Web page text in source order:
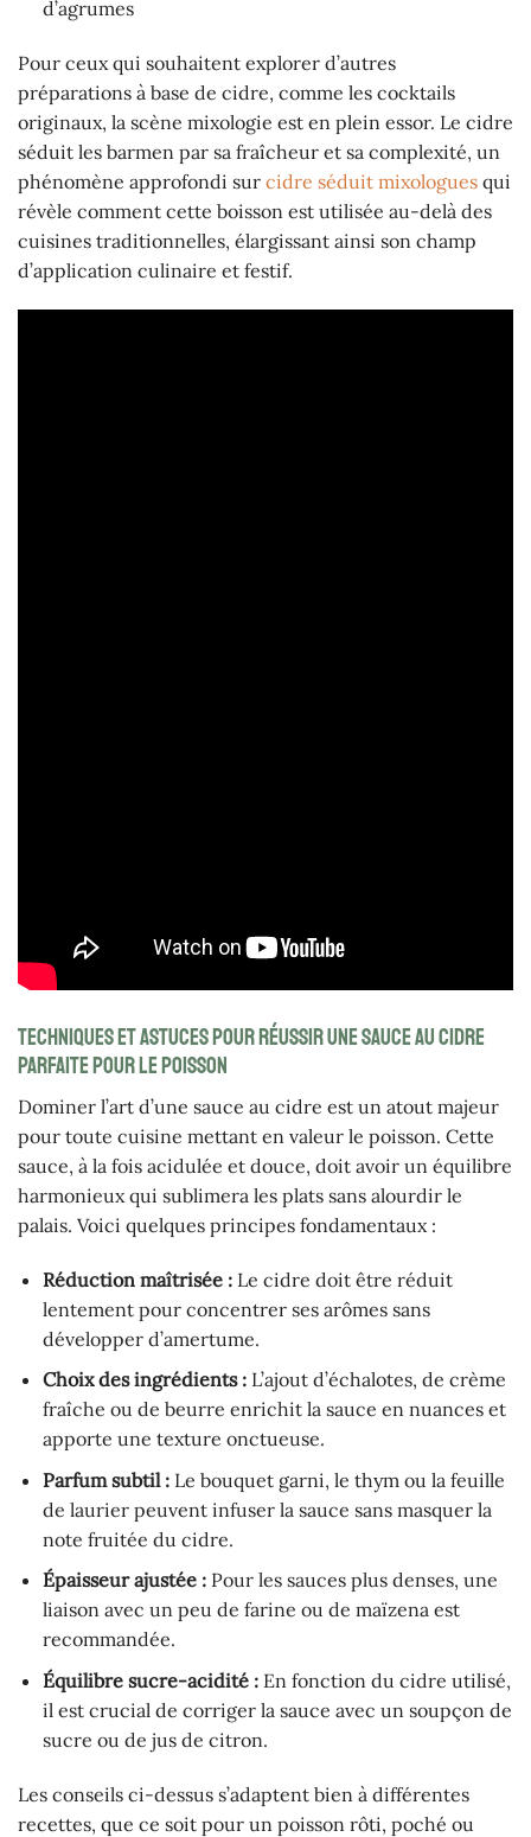
d’agrumes
Pour ceux qui souhaitent explorer d’autres
préparations à base de cidre, comme les cocktails
originaux, la scène mixologie est en plein essor. Le cidre
séduit les barmen par sa fraîcheur et sa complexité, un
phénomène approfondi sur cidre séduit mixologues qui
révèle comment cette boisson est utilisée au-delà des
cuisines traditionnelles, élargissant ainsi son champ
d’application culinaire et festif.
Techniques et astuces pour réussir une sauce au cidre
parfaite pour le poisson
Dominer l’art d’une sauce au cidre est un atout majeur
pour toute cuisine mettant en valeur le poisson. Cette
sauce, à la fois acidulée et douce, doit avoir un équilibre
harmonieux qui sublimera les plats sans alourdir le
palais. Voici quelques principes fondamentaux :
Réduction maîtrisée :Le cidre doit être réduit
lentement pour concentrer ses arômes sans
développer d’amertume.
Choix des ingrédients :L’ajout d’échalotes, de crème
fraîche ou de beurre enrichit la sauce en nuances et
apporte une texture onctueuse.
Parfum subtil :Le bouquet garni, le thym ou la feuille
de laurier peuvent infuser la sauce sans masquer la
note fruitée du cidre.
Épaisseur ajustée :Pour les sauces plus denses, une
liaison avec un peu de farine ou de maïzena est
recommandée.
Équilibre sucre-acidité :En fonction du cidre utilisé,
il est crucial de corriger la sauce avec un soupçon de
sucre ou de jus de citron.
Les conseils ci-dessus s’adaptent bien à différentes
recettes, que ce soit pour un poisson rôti, poché ou